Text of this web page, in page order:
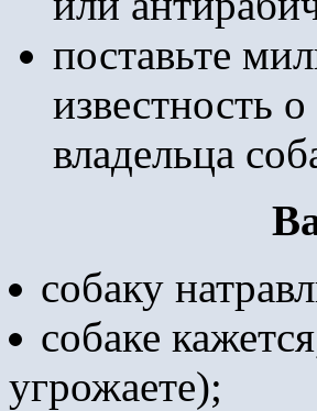
поставьте
известность
владельца
собаку
собаке
угрожаете);